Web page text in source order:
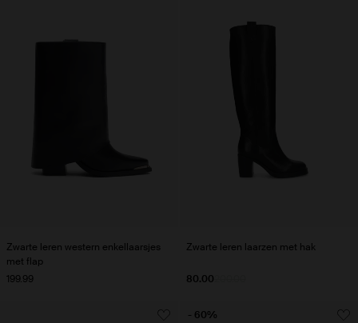
Zwarte leren western enkellaarsjes
met flap
199.99
Zwarte leren laarzen met hak
80.00
- 60%